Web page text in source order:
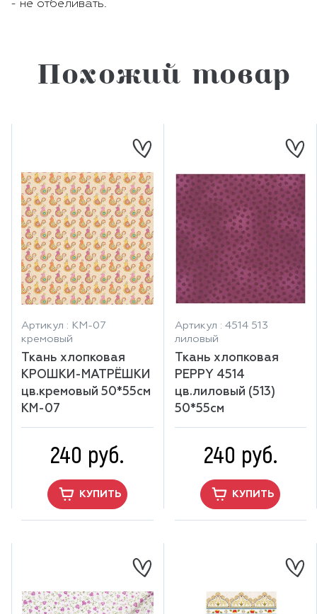
- не отбеливать.
Похожий товар
Артикул : КМ-07
кремовый
Ткань хлопковая
КРОШКИ-МАТРЁШКИ
цв.кремовый 50*55см
КМ-07
240 руб.
КУПИТЬ
Артикул : 4514 513
лиловый
Ткань хлопковая
PEPPY 4514
цв.лиловый (513)
50*55см
240 руб.
КУПИТЬ